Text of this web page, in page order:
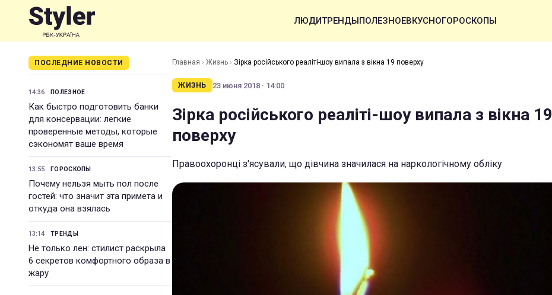
ЛЮДИТРЕНДЫПОЛЕЗНОЕВКУСНОГОРОСКОПЫ
ПОСЛЕДНИЕ НОВОСТИ
14:36 ПОЛЕЗНОЕ
Как быстро подготовить банки
для консервации: легкие
проверенные методы, которые
сэкономят ваше время
13:55 ГОРОСКОПЫ
Почему нельзя мыть пол после
гостей: что значит эта примета и
откуда она взялась
13:14 ТРЕНДЫ
Не только лен: стилист раскрыла
6 секретов комфортного образа в
жару
Главная › Жизнь › Зірка російського реаліті-шоу випала з вікна 19 поверху
ЖИЗНЬ 23 июня 2018 · 14:00
Зірка російського реаліті-шоу випала з вікна 19
поверху
Правоохоронці з'ясували, що дівчина значилася на наркологічному обліку